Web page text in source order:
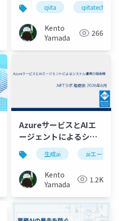
qiita qiitatechfesta
Kento
Yamada
266
dlp microsoft security
AzureサービスとAIエ
ージェントによるシス
テム運用の現実解
生成ai aiエージェ
Kento
Yamada
1.2K